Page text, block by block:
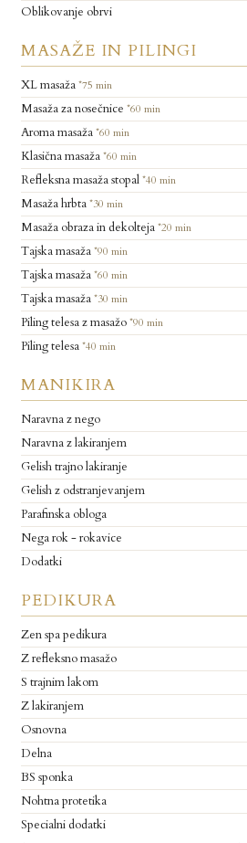
Oblikovanje obrvi
MASAŽE IN PILINGI
XL masaža *75 min
Masaža za nosečnice *60 min
Aroma masaža *60 min
Klasična masaža *60 min
Refleksna masaža stopal *40 min
Masaža hrbta *30 min
Masaža obraza in dekolteja *20 min
Tajska masaža *90 min
Tajska masaža *60 min
Tajska masaža *30 min
Piling telesa z masažo *90 min
Piling telesa *40 min
MANIKIRA
Naravna z nego
Naravna z lakiranjem
Gelish trajno lakiranje
Gelish z odstranjevanjem
Parafinska obloga
Nega rok - rokavice
Dodatki
PEDIKURA
Zen spa pedikura
Z refleksno masažo
S trajnim lakom
Z lakiranjem
Osnovna
Delna
BS sponka
Nohtna protetika
Specialni dodatki